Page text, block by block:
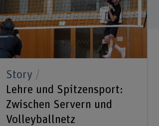
Story
Lehre und Spitzensport:
Zwischen Servern und
Volleyballnetz